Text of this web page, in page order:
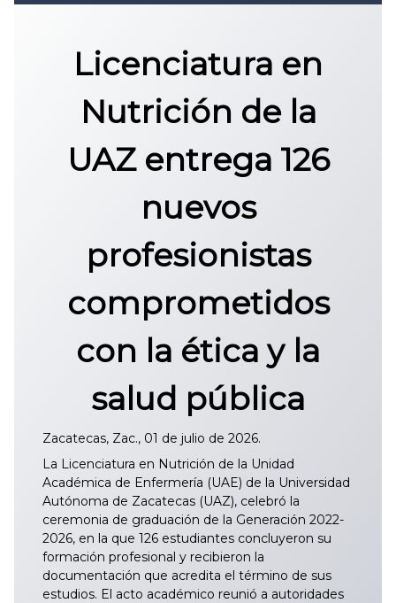
CONVOCATORIA DE INGRESO UAZ
Licenciatura en
Nutrición de la
UAZ entrega 126
nuevos
profesionistas
comprometidos
con la ética y la
salud pública
Zacatecas, Zac., 01 de julio de 2026.
La Licenciatura en Nutrición de la Unidad
Académica de Enfermería (UAE) de la Universidad
Autónoma de Zacatecas (UAZ), celebró la
ceremonia de graduación de la Generación 2022-
2026, en la que 126 estudiantes concluyeron su
formación profesional y recibieron la
documentación que acredita el término de sus
estudios. El acto académico reunió a autoridades